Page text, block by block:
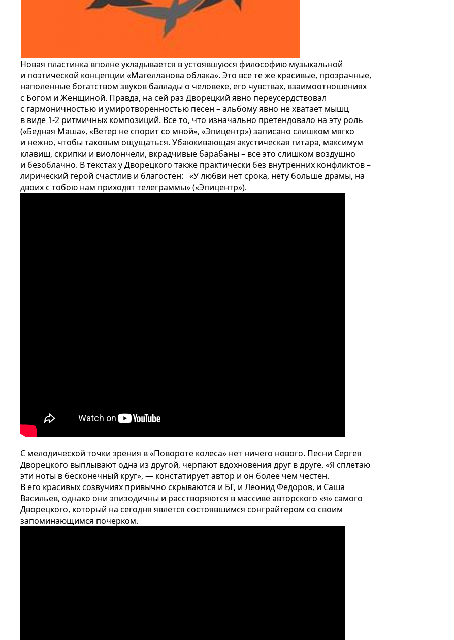
Новая пластинка вполне укладывается в устоявшуюся философию музыкальной
и поэтической концепции «Магелланова облака». Это все те же красивые, прозрачные,
наполенные богатством звуков баллады о человеке, его чувствах, взаимоотношениях
с Богом и Женщиной. Правда, на сей раз Дворецкий явно переусердствовал
с гармоничностью и умиротворенностью песен – альбому явно не хватает мышц
в виде 1-2 ритмичных композиций. Все то, что изначально претендовало на эту роль
(«Бедная Маша», «Ветер не спорит со мной», «Эпицентр») записано слишком мягко
и нежно, чтобы таковым ощущаться. Убаюкивающая акустическая гитара, максимум
клавиш, скрипки и виолончели, вкрадчивые барабаны – все это слишком воздушно
и безоблачно. В текстах у Дворецкого также практически без внутренних конфликтов –
лирический герой счастлив и благостен: «У любви нет срока, нету больше драмы, на
двоих с тобою нам приходят телеграммы» («Эпицентр»).
С мелодической точки зрения в «Повороте колеса» нет ничего нового. Песни Сергея
Дворецкого выплывают одна из другой, черпают вдохновения друг в друге. «Я сплетаю
эти ноты в бесконечный круг», — констатирует автор и он более чем честен.
В его красивых созвучиях привычно скрываются и БГ, и Леонид Федоров, и Саша
Васильев, однако они эпизодичны и расстворяются в массиве авторского «я» самого
Дворецкого, который на сегодня явлется состоявшимся сонграйтером со своим
запоминающимся почерком.